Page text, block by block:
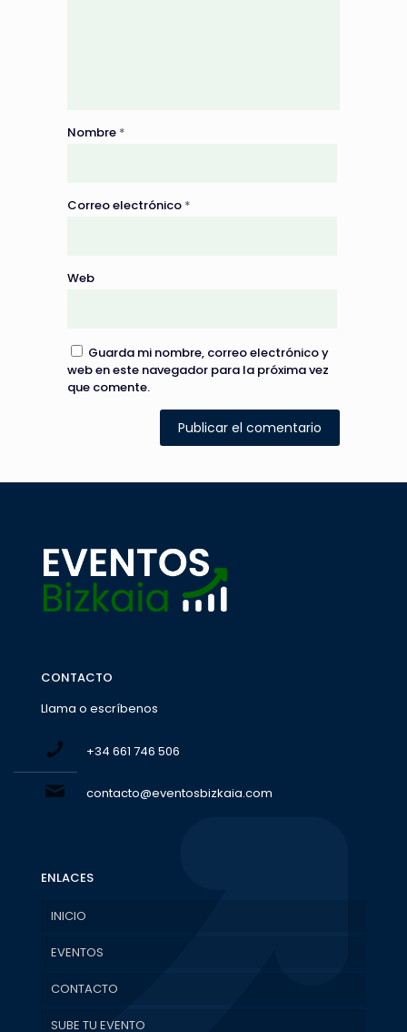
Nombre *
Correo electrónico *
Web
Guarda mi nombre, correo electrónico y
web en este navegador para la próxima vez
que comente.
CONTACTO
Llama o escríbenos
+34 661 746 506
contacto@eventosbizkaia.com
ENLACES
INICIO
EVENTOS
CONTACTO
SUBE TU EVENTO